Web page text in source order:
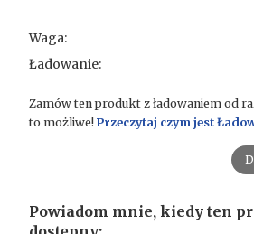
Waga:
Ładowanie:
Zamów ten produkt z ładowaniem od
to możliwe! Przeczytaj czym jest
Powiadom mnie, kiedy ten